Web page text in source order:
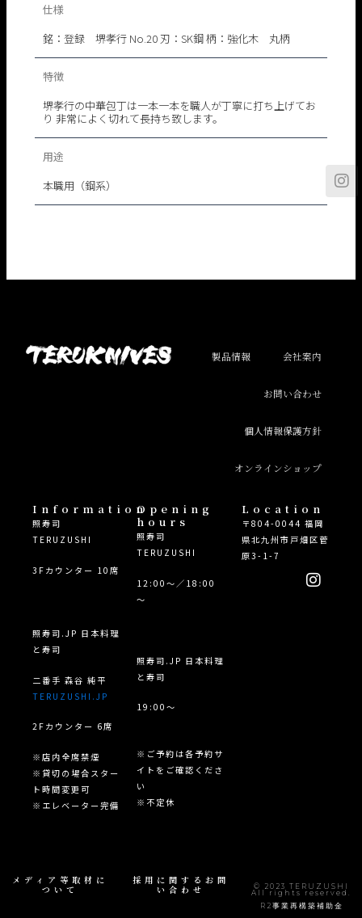
仕様
銘：登録 堺孝行 No.20 刃：SK鋼 柄：強化木 丸柄
特徴
堺孝行の中華包丁は一本一本を職人が丁寧に打ち上げてお
り 非常によく切れて長持ち致します。
用途
本職用（鋼系）
I
n
a
製品情報 会社案内
お問い合わせ
個人情報保護方針
オンラインショップ
Information
照寿司
TERUZUSHI
3Fカウンター 10席
照寿司.JP 日本料理
と寿司
二番手 森谷 純平
TERUZUSHI.JP
2Fカウンター 6席
※店内全席禁煙
※貸切の場合スター
ト時間変更可
※エレベーター完備
Opening
hours
照寿司
TERUZUSHI
12:00～／18:00
～
照寿司.JP 日本料理
と寿司
19:00〜
※ご予約は各予約サ
イトをご確認くださ
い
※不定休
Location
〒804-0044 福岡
県北九州市戸畑区菅
原3-1-7
I
n
メディア等取材に
ついて
採用に関するお問
い合わせ
© 2023 TERUZUSHI
All rights reserved.
R2事業再構築補助金